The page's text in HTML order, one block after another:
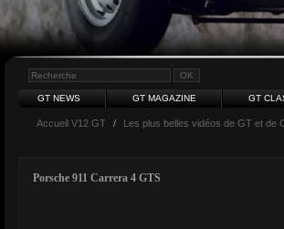
GT NEWS GT MAGAZINE GT
Accueil V12 GT / Les plus belles vidéos de GT et de
Porsche 911 Carrera 4 GTS